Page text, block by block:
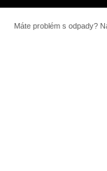
Máte problém s odpady?